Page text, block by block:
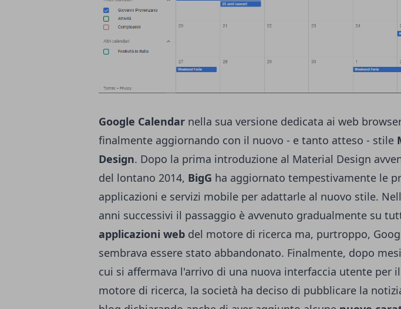
Google Calendar nella sua versione dedicata ai web
finalmente aggiornando con il nuovo - e tanto atteso - stile
Design. Dopo la prima introduzione al Material Design
del lontano 2014, BigG ha aggiornato tempestivamente le
applicazioni e servizi mobile per adattarle al nuovo stile.
anni successivi il passaggio è avvenuto gradualmente su
applicazioni web del motore di ricerca ma, purtroppo,
sembrava essere stato abbandonato. Finalmente, dopo
cui si affermava l'arrivo di una nuova interfaccia utente per
motore di ricerca, la società ha deciso di pubblicare la